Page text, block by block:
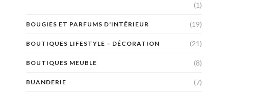
(1)
BOUGIES ET PARFUMS D'INTÉRIEUR (19)
BOUTIQUES LIFESTYLE – DÉCORATION (21)
BOUTIQUES MEUBLE (8)
BUANDERIE (7)